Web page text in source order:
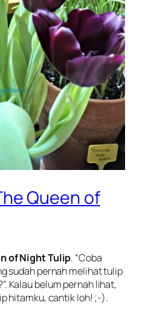
Queen of
of Night Tulip. “Coba
sudah pernah melihat tulip
Kalau belum pernah lihat,
hitamku, cantik loh! ;-).